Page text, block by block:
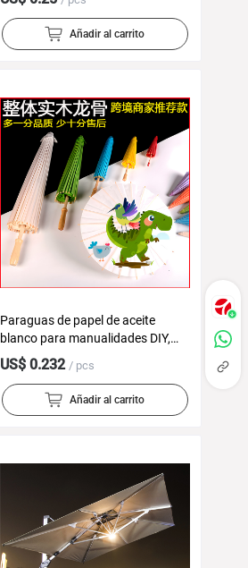
protección solar contra los rayos
UV, paraguas plegables para
imprimir LOGO
Añadir al carrito
Paraguas de papel de aceite
blanco para manualidades DIY,
pintura infantil o decoración
tradicional, venta al por mayor
US$ 0.232 / pcs
Añadir al carrito